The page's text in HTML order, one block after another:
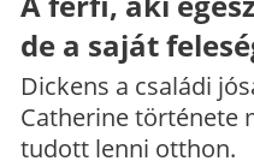
de a saját
Dickens a családi
Catherine története
tudott lenni otthon.